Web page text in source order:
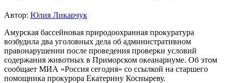
Автор: Юлия Ликарчук
Амурская бассейновая природоохранная прокуратура
возбудила два уголовных дела об административном
правонарушении после проведения проверки условий
содержания животных в Приморском океанариуме. Об этом
сообщает МИА «Россия сегодня» со ссылкой на старшего
помощника прокурора Екатерину Косныреву.